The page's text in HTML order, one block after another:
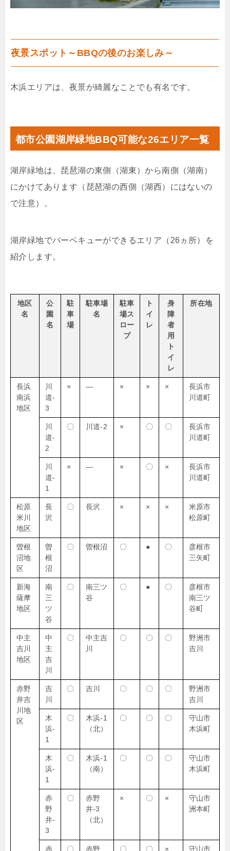
夜景スポット～BBQの後のお楽しみ～
木浜エリアは、夜景が綺麗なことでも有名です。
都市公園湖岸緑地BBQ可能な26エリア一覧
湖岸緑地は、琵琶湖の東側（湖東）から南側（湖南）
にかけてあります（琵琶湖の西側（湖西）にはないの
で注意）。
湖岸緑地でバーベキューができるエリア（26ヵ所）を
紹介します。
地区
名
公
園
名
駐
車
場
駐車場
名
駐車
場ス
ロー
プ
ト
イ
レ
身
障
者
用
ト
イ
レ
所在地
長浜
南浜
地区
川
道-
3
× ― × × ×
長浜市
川道町
川
道-
2
〇 川道-2 × 〇 〇
長浜市
川道町
川
道-
1
× ― × 〇 ×
長浜市
川道町
松原
米川
地区
長
沢
〇 長沢 × × ×
米原市
松原町
曽根
沼地
区
曽
根
沼
〇 曽根沼 〇 ● 〇
彦根市
三矢町
新海
薩摩
地区
南
三
ツ
谷
〇
南三ツ
谷
〇 ● 〇
彦根市
南三ツ
谷町
中主
吉川
地区
中
主
吉
川
〇
中主吉
川
〇 〇 〇
野洲市
吉川
赤野
井吉
川地
区
吉
川
〇 吉川 〇 〇 〇
野洲市
吉川
木
浜-
1
〇
木浜-1
（北）
〇 〇 〇
守山市
木浜町
木
浜-
1
〇
木浜-1
（南）
〇 〇 〇
守山市
木浜町
赤
野
井-
3
〇
赤野
井-3
（北）
× 〇 ×
守山市
洲本町
赤
〇
赤野
〇 〇 ×
守山市